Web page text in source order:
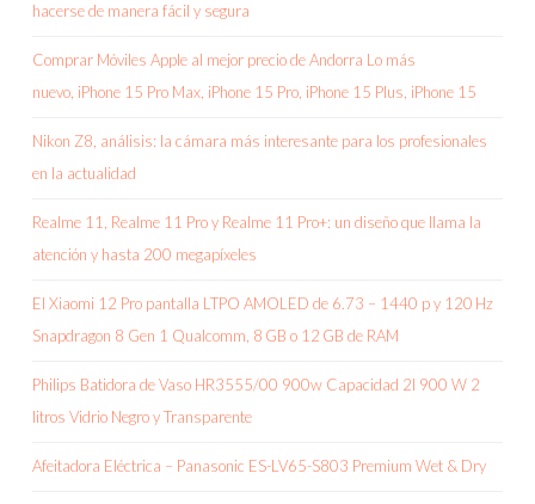
hacerse de manera fácil y segura
Comprar Móviles Apple al mejor precio de Andorra Lo más
nuevo, iPhone 15 Pro Max, iPhone 15 Pro, iPhone 15 Plus, iPhone 15
Nikon Z8, análisis: la cámara más interesante para los profesionales
en la actualidad
Realme 11, Realme 11 Pro y Realme 11 Pro+: un diseño que llama la
atención y hasta 200 megapíxeles
El Xiaomi 12 Pro pantalla LTPO AMOLED de 6.73 – 1440 p y 120 Hz
Snapdragon 8 Gen 1 Qualcomm, 8 GB o 12 GB de RAM
Philips Batidora de Vaso HR3555/00 900w Capacidad 2l 900 W 2
litros Vidrio Negro y Transparente
Afeitadora Eléctrica – Panasonic ES-LV65-S803 Premium Wet & Dry